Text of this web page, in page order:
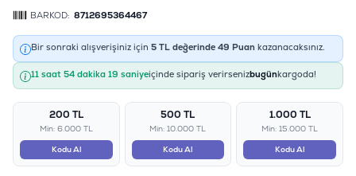
BARKOD: 8712695364467
Bir sonraki alışverişiniz için 5 TL değerinde 49 Puan kazanacaksınız.
11 saat 54 dakika 19 saniyeiçinde sipariş verirsenizbugünkargoda!
200 TL
Min: 6.000 TL
Kodu Al
500 TL
Min: 10.000 TL
Kodu Al
1.000 TL
Min: 15.000 TL
Kodu Al